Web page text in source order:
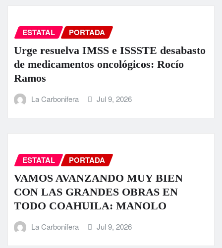
ESTATAL PORTADA
Urge resuelva IMSS e ISSSTE desabasto
de medicamentos oncológicos: Rocío
Ramos
La Carbonifera Jul 9, 2026
ESTATAL PORTADA
VAMOS AVANZANDO MUY BIEN
CON LAS GRANDES OBRAS EN
TODO COAHUILA: MANOLO
La Carbonifera Jul 9, 2026